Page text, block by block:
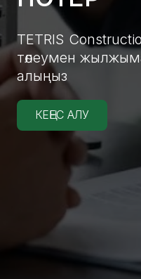
TETRIS
төлеумен
алыңыз
КЕҢЕС АЛУ